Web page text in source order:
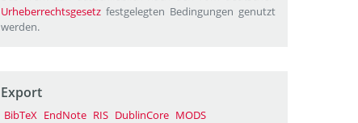
Urheberrechtsgesetz festgelegten Bedingungen genutzt
werden.
Export
BibTeX EndNote RIS DublinCore MODS